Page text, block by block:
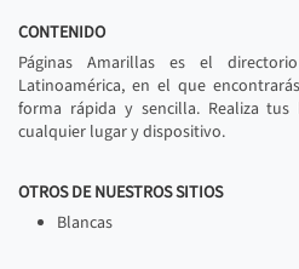
CONTENIDO
Páginas Amarillas es el
Latinoamérica, en el que
forma rápida y sencilla. Realiza tus
cualquier lugar y dispositivo.
OTROS DE NUESTROS SITIOS
Blancas